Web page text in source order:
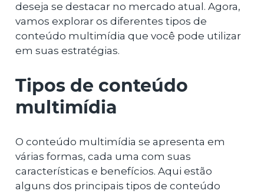
deseja se destacar no mercado atual. Agora,
vamos explorar os diferentes tipos de
conteúdo multimídia que você pode utilizar
em suas estratégias.
Tipos de conteúdo
multimídia
O conteúdo multimídia se apresenta em
várias formas, cada uma com suas
características e benefícios. Aqui estão
alguns dos principais tipos de conteúdo